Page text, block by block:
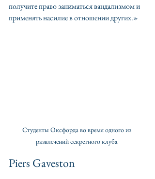
получите право заниматься вандализмом и
применять насилие в отношении других.»
Студенты Оксфорда во время одного из
развлечений секретного клуба
Piers Gaveston